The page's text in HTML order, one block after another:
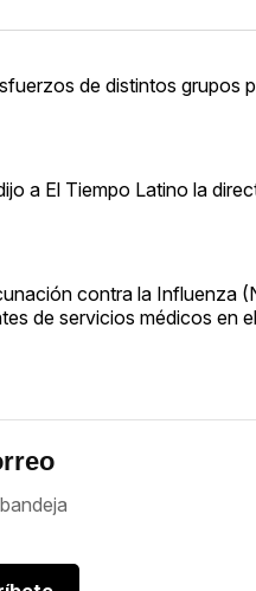
de distintos grupos
a El Tiempo Latino la
contra la Influenza
de servicios médicos en